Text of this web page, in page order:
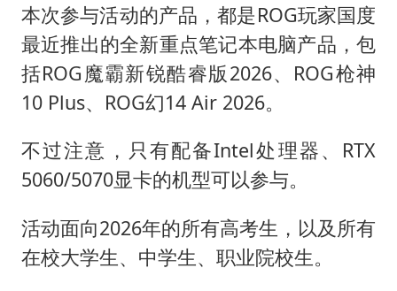
商场现钱学森巨幅海报 负责人回应
老挝国会主席赛宋蓬逝世
乐享全民健身 共筑健康中国
本次参与活动的产品，都是ROG玩家国度
最近推出的全新重点笔记本电脑产品，包
括ROG魔霸新锐酷睿版2026、ROG枪神
10 Plus、ROG幻14 Air 2026。
不过注意，只有配备Intel处理器、RTX
5060/5070显卡的机型可以参与。
活动面向2026年的所有高考生，以及所有
在校大学生、中学生、职业院校生。